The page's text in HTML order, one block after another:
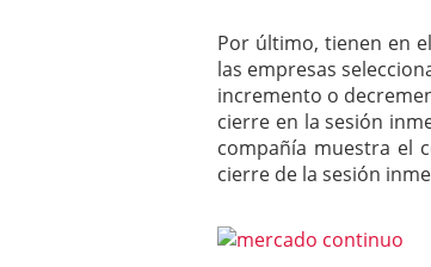
Por último, tienen en
las empresas
incremento o
cierre en la sesión
compañía muestra el
cierre de la sesión